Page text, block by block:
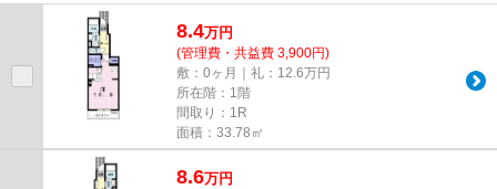
か。こちらの物件はアパートで...
8.4万円
(管理費・共益費 3,900円)
敷：0ヶ月｜礼：12.6万円
所在階：1階
間取り：1R
面積：33.78㎡
8.6万円